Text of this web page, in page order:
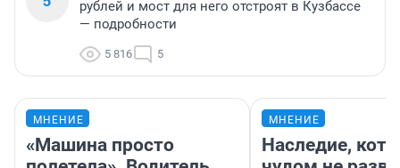
рублей и мост для него отстроят в Кузбассе
— подробности
5 816 5
МНЕНИЕ
«Машина просто
МНЕНИЕ
Наследие,